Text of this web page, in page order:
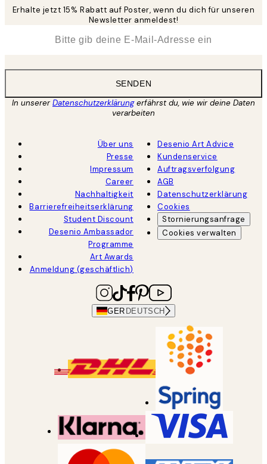
Erhalte jetzt 15% Rabatt auf Poster, wenn du dich für unseren
Newsletter anmeldest!
SENDEN
In unsererDatenschutzerklärungerfährst du, wie wir deine Daten
verarbeiten
Über uns
Presse
Impressum
Career
Nachhaltigkeit
Barrierefreiheitserklärung
Student Discount
Desenio Ambassador
Programme
Art Awards
Anmeldung (geschäftlich)
Desenio Art Advice
Kundenservice
Auftragsverfolgung
AGB
Datenschutzerklärung
Cookies
Stornierungsanfrage
Cookies verwalten
GER DEUTSCH